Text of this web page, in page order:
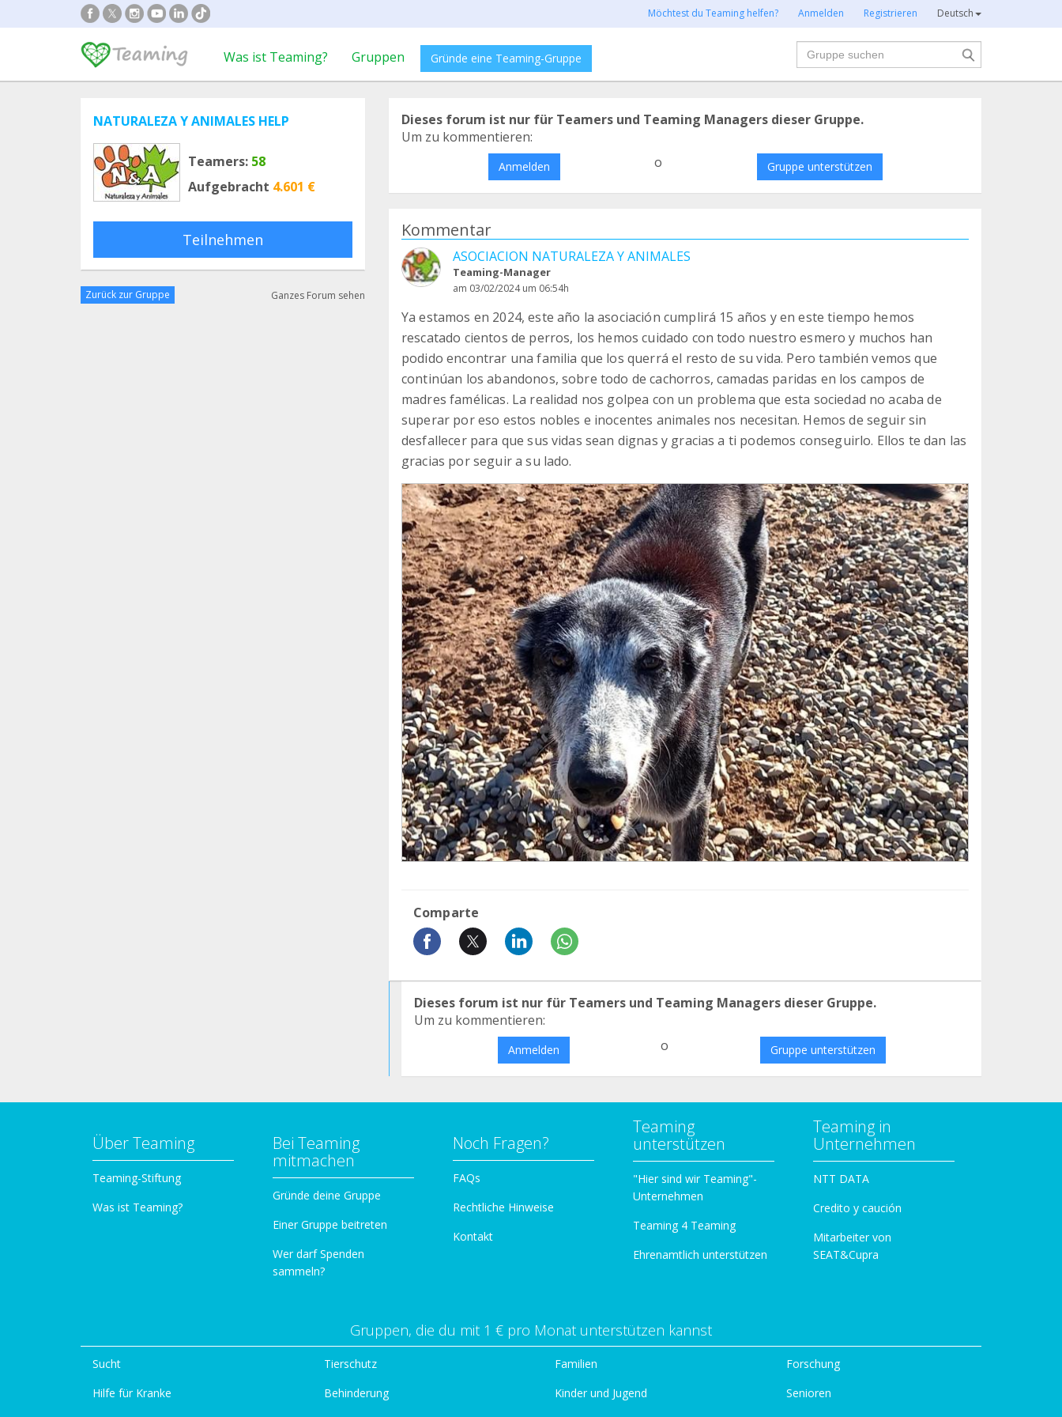
Möchtest du Teaming helfen? Anmelden Registrieren Deutsch
Was ist Teaming? Gruppen Gründe eine Teaming-Gruppe
Suche
NATURALEZA Y ANIMALES HELP
Teamers: 58
Aufgebracht 4.601 €
Teilnehmen
Zurück zur Gruppe Ganzes Forum sehen
Dieses forum ist nur für Teamers und Teaming Managers dieser Gruppe.
Um zu kommentieren:
Anmelden o Gruppe unterstützen
Kommentar
ASOCIACION NATURALEZA Y ANIMALES
Teaming-Manager
am 03/02/2024 um 06:54h
Ya estamos en 2024, este año la asociación cumplirá 15 años y en este tiempo hemos
rescatado cientos de perros, los hemos cuidado con todo nuestro esmero y muchos han
podido encontrar una familia que los querrá el resto de su vida. Pero también vemos que
continúan los abandonos, sobre todo de cachorros, camadas paridas en los campos de
madres famélicas. La realidad nos golpea con un problema que esta sociedad no acaba de
superar por eso estos nobles e inocentes animales nos necesitan. Hemos de seguir sin
desfallecer para que sus vidas sean dignas y gracias a ti podemos conseguirlo. Ellos te dan las
gracias por seguir a su lado.
Comparte
Dieses forum ist nur für Teamers und Teaming Managers dieser Gruppe.
Um zu kommentieren:
Anmelden o Gruppe unterstützen
Über Teaming
Teaming-Stiftung
Was ist Teaming?
Bei Teaming
mitmachen
Gründe deine Gruppe
Einer Gruppe beitreten
Wer darf Spenden
sammeln?
Noch Fragen?
FAQs
Rechtliche Hinweise
Kontakt
Teaming
unterstützen
"Hier sind wir Teaming"-
Unternehmen
Teaming 4 Teaming
Ehrenamtlich unterstützen
Teaming in
Unternehmen
NTT DATA
Credito y caución
Mitarbeiter von
SEAT&Cupra
Gruppen, die du mit 1 € pro Monat unterstützen kannst
Sucht
Hilfe für Kranke
Tierschutz
Behinderung
Familien
Kinder und Jugend
Forschung
Senioren